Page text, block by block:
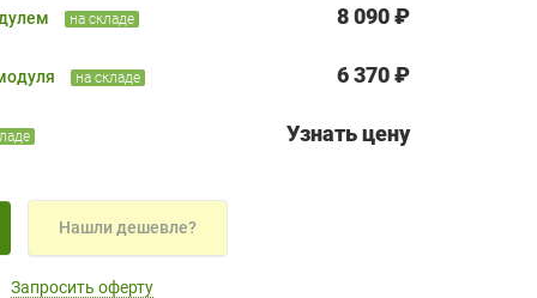
на складе 8 090 ₽
на складе 6 370 ₽
Узнать цену
Нашли дешевле?
Запросить оферту